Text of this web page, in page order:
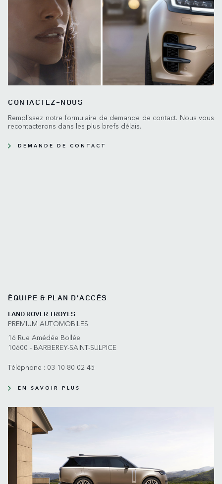
CONTACTEZ-NOUS
Remplissez notre formulaire de demande de contact. Nous vous
recontacterons dans les plus brefs délais.
DEMANDE DE CONTACT
ÉQUIPE & PLAN D’ACCÈS
LAND ROVER TROYES
PREMIUM AUTOMOBILES
16 Rue Amédée Bollée
10600 - BARBEREY-SAINT-SULPICE
Téléphone : 03 10 80 02 45
EN SAVOIR PLUS